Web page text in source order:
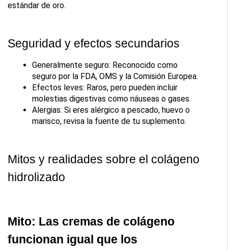
estándar de oro.
Seguridad y efectos secundarios
Generalmente seguro: Reconocido como
seguro por la FDA, OMS y la Comisión Europea.
Efectos leves: Raros, pero pueden incluir
molestias digestivas como náuseas o gases.
Alergias: Si eres alérgico a pescado, huevo o
marisco, revisa la fuente de tu suplemento.
Mitos y realidades sobre el colágeno
hidrolizado
Mito: Las cremas de colágeno
funcionan igual que los